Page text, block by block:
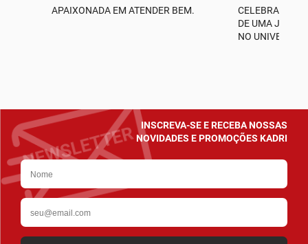
APAIXONADA EM ATENDER BEM.
CELEBRAMOS
DE UMA
NO UNIVERSO
INSCREVA-SE E RECEBA NOSSAS
NOVIDADES E PROMOÇÕES KADRI